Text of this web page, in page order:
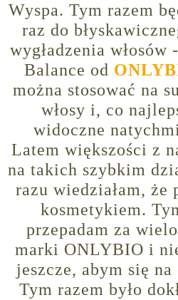
Wyspa. Tym razem
raz do
wygładzenia
Balance od
można stosować na
włosy i, co
widoczne
Latem większości z
na takich szybkim
razu wiedziałam, że
kosmetykiem.
przepadam za
marki ONLYBIO i
jeszcze, abym się na
Tym razem było